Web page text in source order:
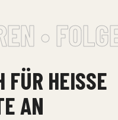
•
HEISSE A
AN